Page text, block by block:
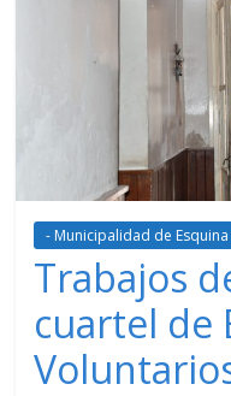
- Municipalidad de Esquina
Trabajos
cuartel de